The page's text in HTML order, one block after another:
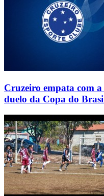
Cruzeiro empata com
duelo da Copa do